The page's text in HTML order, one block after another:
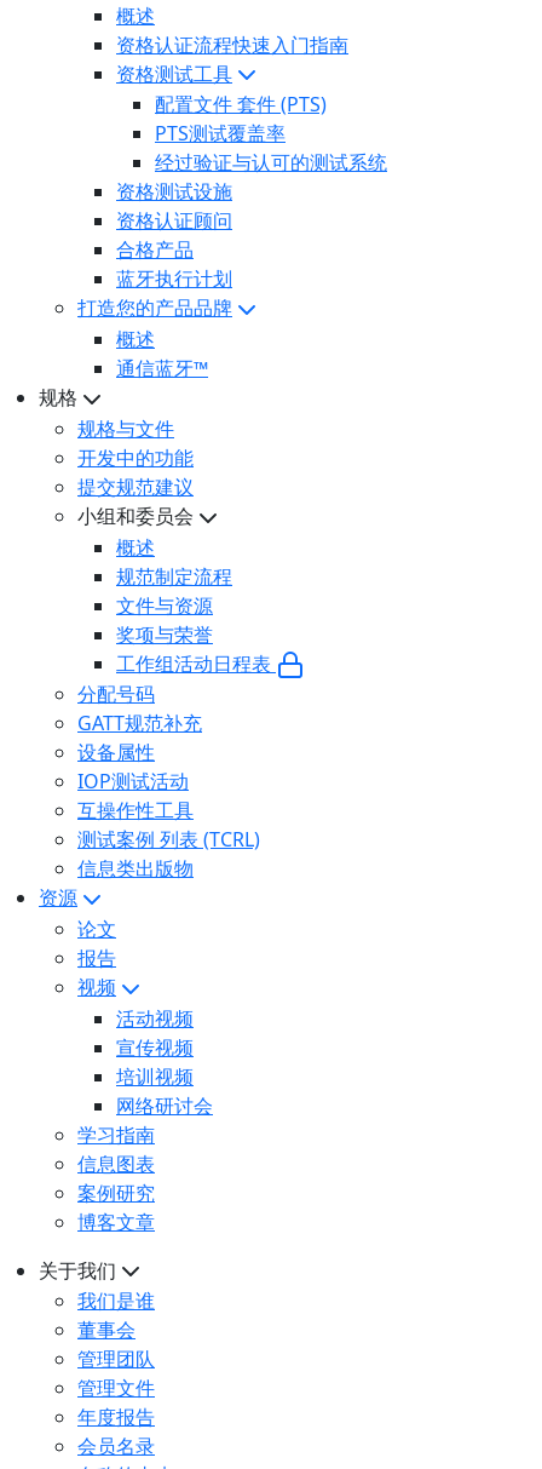
概述
资格认证流程快速入门指南
资格测试工具
配置文件 套件 (PTS)
PTS测试覆盖率
经过验证与认可的测试系统
资格测试设施
资格认证顾问
合格产品
蓝牙执行计划
打造您的产品品牌
概述
通信蓝牙™
规格
规格与文件
开发中的功能
提交规范建议
小组和委员会
概述
规范制定流程
文件与资源
奖项与荣誉
工作组活动日程表
分配号码
GATT规范补充
设备属性
IOP测试活动
互操作性工具
测试案例 列表 (TCRL)
信息类出版物
资源
论文
报告
视频
活动视频
宣传视频
培训视频
网络研讨会
学习指南
信息图表
案例研究
博客文章
关于我们
我们是谁
董事会
管理团队
管理文件
年度报告
会员名录